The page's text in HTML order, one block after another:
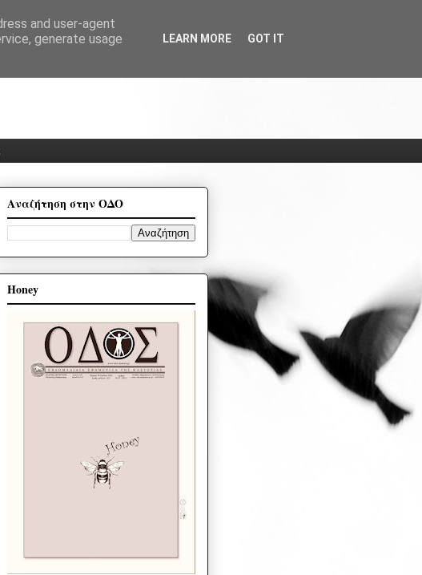
Αναζήτηση στην ΟΔΟ
Honey
and user-agent
generate usage
LEARN MORE GOT IT